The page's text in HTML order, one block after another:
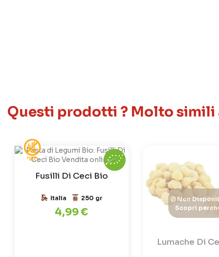
Questi prodotti ? Molto simili
Fusilli Di Ceci Bio
Italia 250 gr
4,99 €
Non
Scopri
Lumache Di